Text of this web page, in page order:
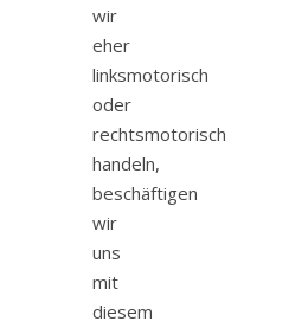
wir
eher
linksmotorisch
oder
rechtsmotorisch
handeln,
beschäftigen
wir
uns
mit
diesem